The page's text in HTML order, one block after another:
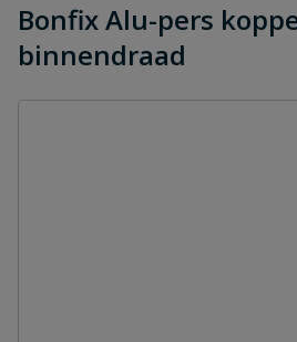
Bonfix Alu-pers
binnendraad